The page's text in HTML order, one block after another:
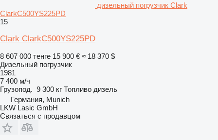
дизельный погрузчик Clark
ClarkC500YS225PD
15
Clark ClarkC500YS225PD
8 607 000 тенге 15 900 € ≈ 18 370 $
Дизельный погрузчик
1981
7 400 м/ч
Грузопод. 9 300 кг Топливо дизель
Германия, Munich
LKW Lasic GmbH
Связаться с продавцом